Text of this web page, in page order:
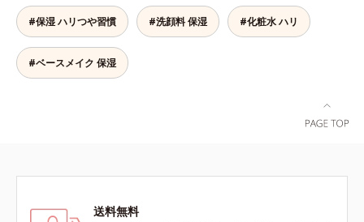
アイテム同士をなじみやすくする
「うるおいコネクト設計」を採用。
約し、よりシンプルなお手入れで、
ハリ・ツヤのある好印象な清潔透明
かさ印象が高く評価されたこと*3
データベースPubMed及びGoogle
こと *2 保湿成分
#保湿 ハリつや習慣 #洗顔料 保湿 #化粧水 ハリ
#ベースメイク 保湿
送料無料